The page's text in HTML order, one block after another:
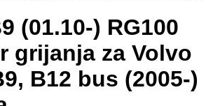
(01.10-) RG100
grijanja za Volvo
B12 bus (2005-)